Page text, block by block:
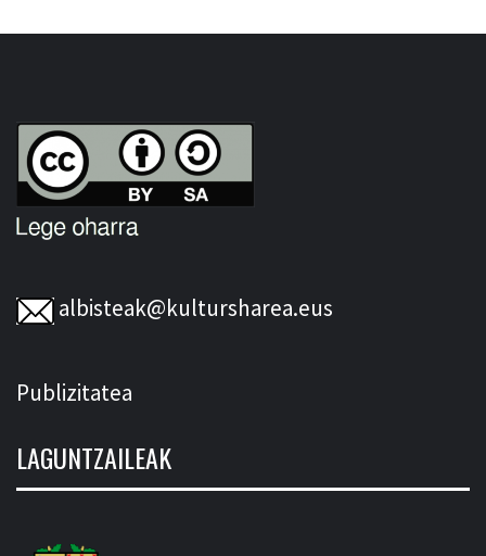
albisteak@kultursharea.eus
Publizitatea
LAGUNTZAILEAK